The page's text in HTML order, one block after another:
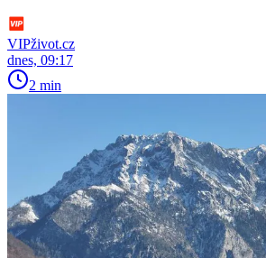
VIPživot.cz
dnes, 09:17
2 min